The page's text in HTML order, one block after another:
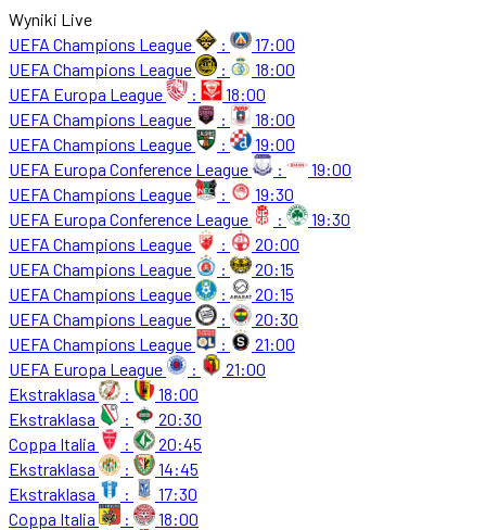
Wyniki Live
UEFA Champions League
:
17:00
UEFA Champions League
:
18:00
UEFA Europa League
:
18:00
UEFA Champions League
:
18:00
UEFA Champions League
:
19:00
UEFA Europa Conference League
:
19:00
UEFA Champions League
:
19:30
UEFA Europa Conference League
:
19:30
UEFA Champions League
:
20:00
UEFA Champions League
:
20:15
UEFA Champions League
:
20:15
UEFA Champions League
:
20:30
UEFA Champions League
:
21:00
UEFA Europa League
:
21:00
Ekstraklasa
:
18:00
Ekstraklasa
:
20:30
Coppa Italia
:
20:45
Ekstraklasa
:
14:45
Ekstraklasa
:
17:30
Coppa Italia
:
18:00